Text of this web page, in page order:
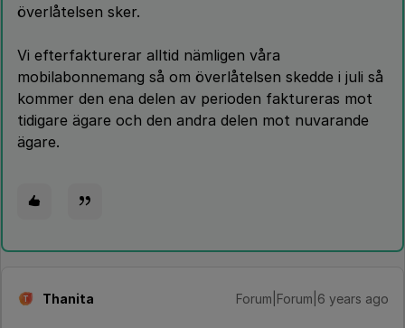
överlåtelsen sker.
Vi efterfakturerar alltid nämligen våra
mobilabonnemang så om överlåtelsen skedde i juli så
kommer den ena delen av perioden faktureras mot
tidigare ägare och den andra delen mot nuvarande
ägare.
T Thanita Forum|Forum|6 years ago